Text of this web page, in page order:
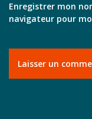
Enregistrer mon
navigateur pour